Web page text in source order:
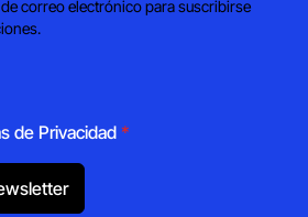
correo electrónico para suscribirse
de Privacidad *